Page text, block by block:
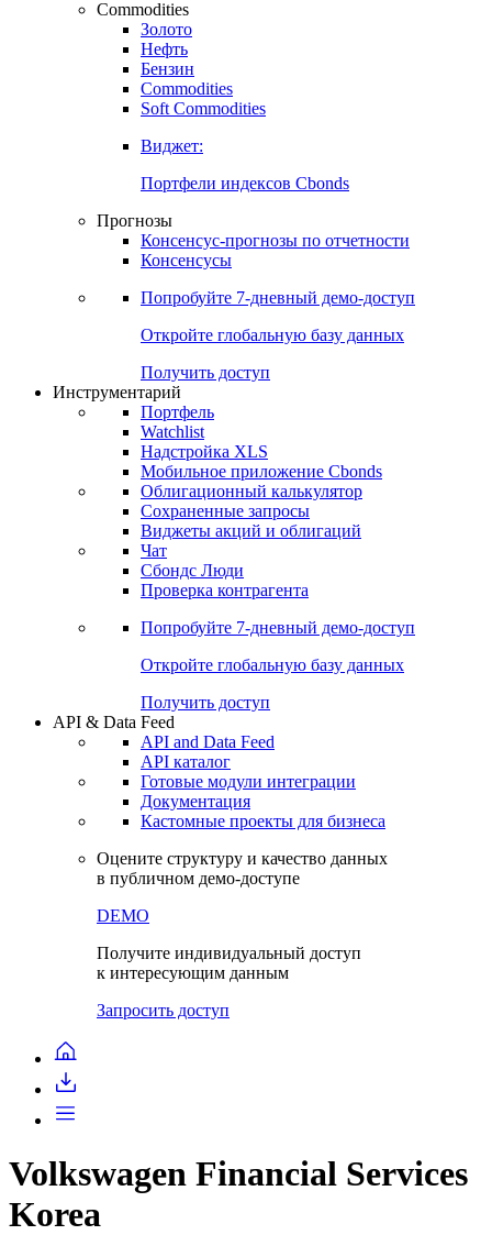
Commodities
Золото
Нефть
Бензин
Commodities
Soft Commodities
Виджет:
Портфели индексов Cbonds
Прогнозы
Консенсус-прогнозы по отчетности
Консенсусы
Попробуйте 7-дневный демо-доступ
Откройте глобальную базу данных
Получить доступ
Инструментарий
Портфель
Watchlist
Надстройка XLS
Мобильное приложение Cbonds
Облигационный калькулятор
Сохраненные запросы
Виджеты акций и облигаций
Чат
Сбондс Люди
Проверка контрагента
Попробуйте 7-дневный демо-доступ
Откройте глобальную базу данных
Получить доступ
API & Data Feed
API and Data Feed
API каталог
Готовые модули интеграции
Документация
Кастомные проекты для бизнеса
Оцените структуру и качество данных
в публичном демо-доступе
DEMO
Получите индивидуальный доступ
к интересующим данным
Запросить доступ
Volkswagen Financial Services
Korea